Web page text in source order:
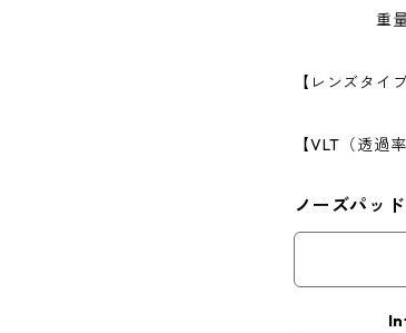
重量:
【レンズタイ
【VLT（透過
ノーズパッ